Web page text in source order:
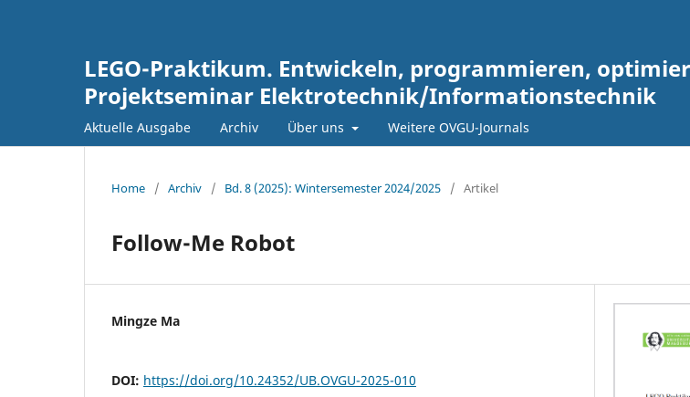
LEGO-Praktikum. Entwickeln, programmieren,
Projektseminar Elektrotechnik/Informationstechnik
Aktuelle Ausgabe Archiv Über uns Weitere OVGU-Journals
Home / Archiv / Bd. 8 (2025): Wintersemester 2024/2025 / Artikel
Follow-Me Robot
Mingze Ma
DOI: https://doi.org/10.24352/UB.OVGU-2025-010